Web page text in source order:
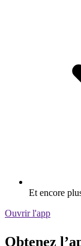
Et encore
Ouvrir l'app
Obtenez